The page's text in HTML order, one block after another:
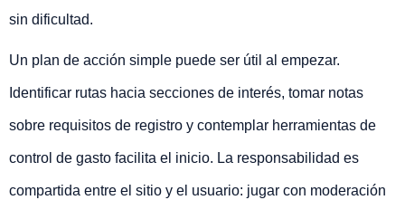
sin dificultad.
Un plan de acción simple puede ser útil al empezar.
Identificar rutas hacia secciones de interés, tomar notas
sobre requisitos de registro y contemplar herramientas de
control de gasto facilita el inicio. La responsabilidad es
compartida entre el sitio y el usuario: jugar con moderación